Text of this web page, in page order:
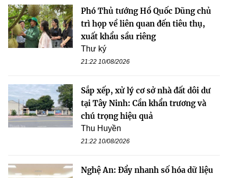
Phó Thủ tướng Hồ Quốc Dũng chủ
trì họp về liên quan đến tiêu thụ,
xuất khẩu sầu riêng
Thư ký
21:22 10/08/2026
Sắp xếp, xử lý cơ sở nhà đất dôi dư
tại Tây Ninh: Cần khẩn trương và
chú trọng hiệu quả
Thu Huyền
21:22 10/08/2026
Nghệ An: Đẩy nhanh số hóa dữ liệu